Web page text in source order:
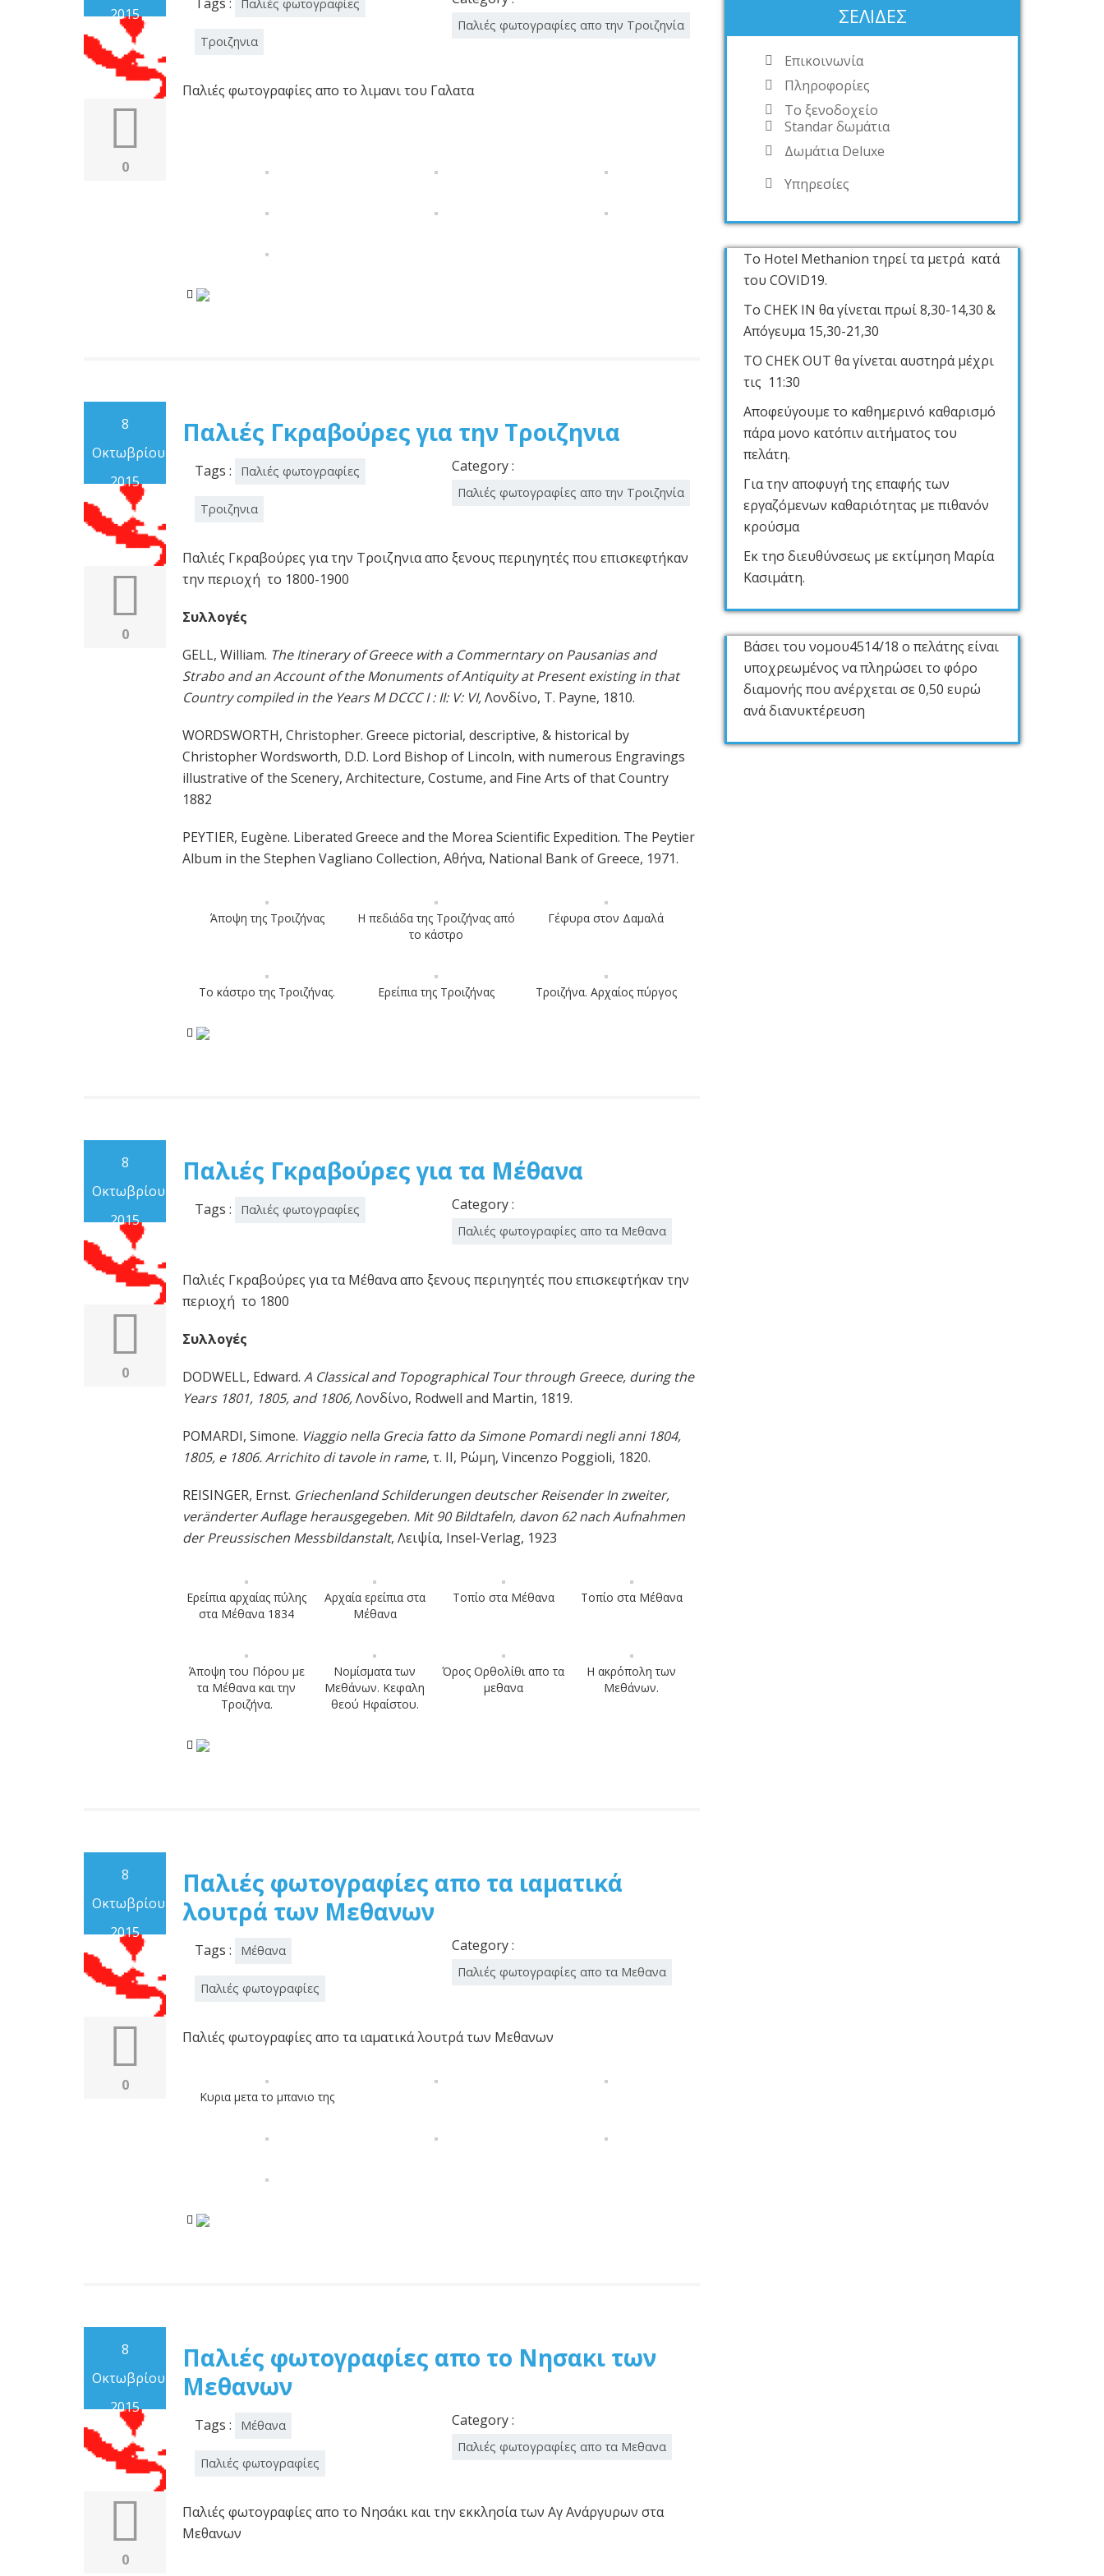
2015
0
Παλιές φωτογραφίες
Τροιζηνια
Παλιές φωτογραφίες απο την Τροιζηνία
Παλιές φωτογραφίες απο το λιμανι του Γαλατα
8
Οκτωβρίου
2015
0
Παλιές Γκραβούρες για την Τροιζηνια
Tags : Παλιές φωτογραφίες
Τροιζηνια
Category :
Παλιές φωτογραφίες απο την Τροιζηνία
Παλιές Γκραβούρες για την Τροιζηνια απο ξενους περιηγητές που επισκεφτήκαν
την περιοχή το 1800-1900
Συλλογές
GELL, William. The Itinerary of Greece with a Commerntary on Pausanias and
Strabo and an Account of the Monuments of Antiquity at Present existing in that
Country compiled in the Years M DCCC I : II: V: VI,Λονδίνο, T. Payne, 1810.
WORDSWORTH, Christopher. Greece pictorial, descriptive, & historical by
Christopher Wordsworth, D.D. Lord Bishop of Lincoln, with numerous Engravings
illustrative of the Scenery, Architecture, Costume, and Fine Arts of that Country
1882
PEYTIER, Eugène. Liberated Greece and the Morea Scientific Expedition. The Peytier
Album in the Stephen Vagliano Collection, Αθήνα, National Bank of Greece, 1971.
Άποψη της Τροιζήνας
Η πεδιάδα της Τροιζήνας από
το κάστρο
Γέφυρα στον Δαμαλά
Το κάστρο της Τροιζήνας. Ερείπια της Τροιζήνας Τροιζήνα. Αρχαίος πύργος
8
Οκτωβρίου
2015
0
Παλιές Γκραβούρες για τα Μέθανα
Tags : Παλιές φωτογραφίες Category :
Παλιές φωτογραφίες απο τα Μεθανα
Παλιές Γκραβούρες για τα Μέθανα απο ξενους περιηγητές που επισκεφτήκαν την
περιοχή το 1800
Συλλογές
DODWELL, Edward. A Classical and Topographical Tour through Greece, during the
Years 1801, 1805, and 1806,Λονδίνο, Rodwell and Martin, 1819.
POMARDI, Simone. Viaggio nella Grecia fatto da Simone Pomardi negli anni 1804,
1805, e 1806. Arrichito di tavole in rame, τ. II, Ρώμη, Vincenzo Poggioli, 1820.
REISINGER, Ernst. Griechenland Schilderungen deutscher Reisender In zweiter,
veränderter Auflage herausgegeben. Mit 90 Bildtafeln, davon 62 nach Aufnahmen
der Preussischen Messbildanstalt, Λειψία, Insel-Verlag, 1923
Ερείπια αρχαίας πύλης
στα Μέθανα 1834
Αρχαία ερείπια στα
Μέθανα
Τοπίο στα Μέθανα Τοπίο στα Μέθανα
Άποψη του Πόρου με
τα Μέθανα και την
Τροιζήνα.
Νομίσματα των
Μεθάνων. Κεφαλη
θεού Ηφαίστου.
Όρος Ορθολίθι απο τα
μεθανα
Η ακρόπολη των
Μεθάνων.
8
Οκτωβρίου
2015
0
Παλιές φωτογραφίες απο τα ιαματικά
λουτρά των Μεθανων
Tags : Μέθανα
Παλιές φωτογραφίες
Category :
Παλιές φωτογραφίες απο τα Μεθανα
Παλιές φωτογραφίες απο τα ιαματικά λουτρά των Μεθανων
Κυρια μετα το μπανιο της
8
Οκτωβρίου
2015
0
Παλιές φωτογραφίες απο το Νησακι των
Μεθανων
Tags : Μέθανα
Παλιές φωτογραφίες
Category :
Παλιές φωτογραφίες απο τα Μεθανα
Παλιές φωτογραφίες απο το Νησάκι και την εκκλησία των Αγ Ανάργυρων στα
Μεθανων
ΣΕΛΊΔΕΣ
Επικοινωνία
Πληροφορίες
Το ξενοδοχείο
Standar δωμάτια
Δωμάτια Deluxe
Υπηρεσίες
Το Hotel Methanion τηρεί τα μετρά κατά
του COVID19.
Το CHEK IN θα γίνεται πρωί 8,30-14,30 &
Απόγευμα 15,30-21,30
ΤΟ CHEK OUT θα γίνεται αυστηρά μέχρι
τις 11:30
Αποφεύγουμε το καθημερινό καθαρισμό
πάρα μονο κατόπιν αιτήματος του
πελάτη.
Για την αποφυγή της επαφής των
εργαζόμενων καθαριότητας με πιθανόν
κρούσμα
Εκ τησ διευθύνσεως με εκτίμηση Μαρία
Κασιμάτη.
Βάσει του νομου4514/18 ο πελάτης είναι
υποχρεωμένος να πληρώσει το φόρο
διαμονής που ανέρχεται σε 0,50 ευρώ
ανά διανυκτέρευση